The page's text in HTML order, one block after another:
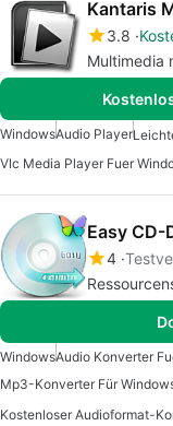
Kantaris
3.8
Multimedia
WindowsAudio Player
Vlc Media Player Fuer
Easy CD-
4
WindowsAudio Konverter
Mp3-Konverter Für